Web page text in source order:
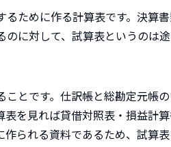
ために作る計算表です。 決算
に対して、試算表というのは
とです。仕訳帳と総勘定元帳
を見れば貸借対照表・損益計
られる資料であるため、試算